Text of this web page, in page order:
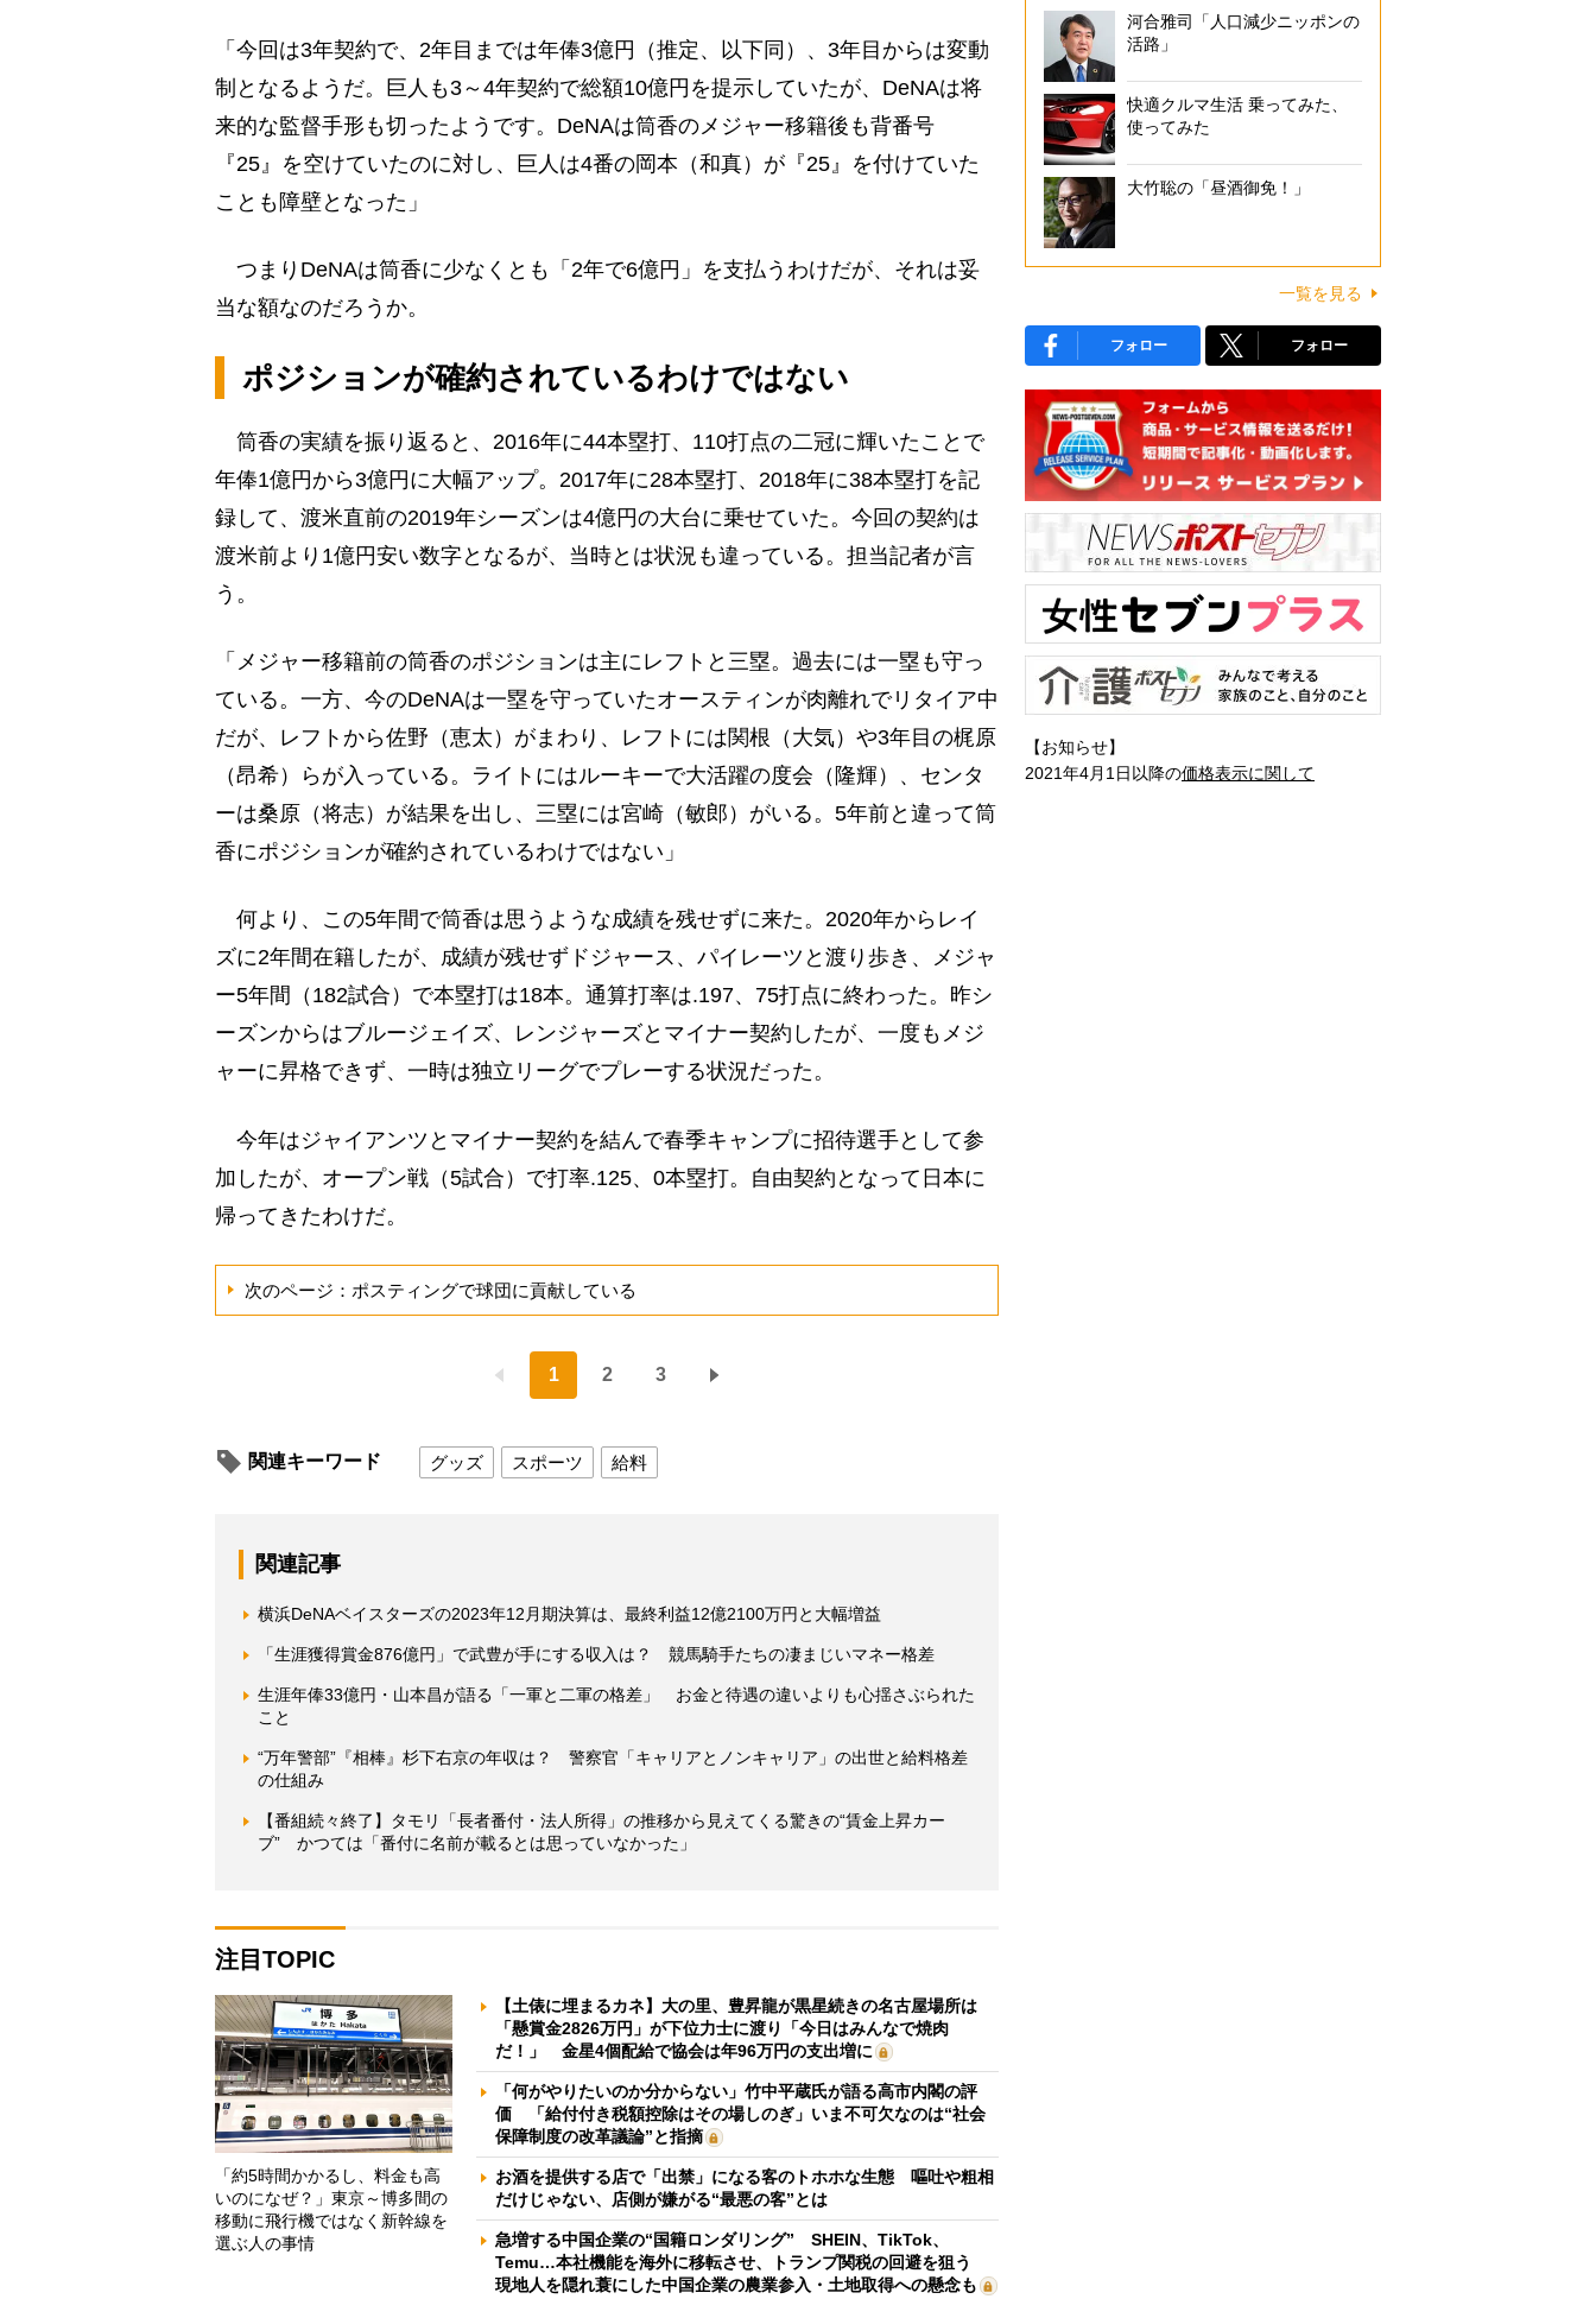
「今回は3年契約で、2年目までは年俸3億円（推定、以下同）、3年目からは変動
制となるようだ。巨人も3～4年契約で総額10億円を提示していたが、DeNAは将
来的な監督手形も切ったようです。DeNAは筒香のメジャー移籍後も背番号
『25』を空けていたのに対し、巨人は4番の岡本（和真）が『25』を付けていた
ことも障壁となった」
つまりDeNAは筒香に少なくとも「2年で6億円」を支払うわけだが、それは妥
当な額なのだろうか。
ポジションが確約されているわけではない
筒香の実績を振り返ると、2016年に44本塁打、110打点の二冠に輝いたことで
年俸1億円から3億円に大幅アップ。2017年に28本塁打、2018年に38本塁打を記
録して、渡米直前の2019年シーズンは4億円の大台に乗せていた。今回の契約は
渡米前より1億円安い数字となるが、当時とは状況も違っている。担当記者が言
う。
「メジャー移籍前の筒香のポジションは主にレフトと三塁。過去には一塁も守っ
ている。一方、今のDeNAは一塁を守っていたオースティンが肉離れでリタイア中
だが、レフトから佐野（恵太）がまわり、レフトには関根（大気）や3年目の梶原
（昂希）らが入っている。ライトにはルーキーで大活躍の度会（隆輝）、センタ
ーは桑原（将志）が結果を出し、三塁には宮崎（敏郎）がいる。5年前と違って筒
香にポジションが確約されているわけではない」
何より、この5年間で筒香は思うような成績を残せずに来た。2020年からレイ
ズに2年間在籍したが、成績が残せずドジャース、パイレーツと渡り歩き、メジャ
ー5年間（182試合）で本塁打は18本。通算打率は.197、75打点に終わった。昨シ
ーズンからはブルージェイズ、レンジャーズとマイナー契約したが、一度もメジ
ャーに昇格できず、一時は独立リーグでプレーする状況だった。
今年はジャイアンツとマイナー契約を結んで春季キャンプに招待選手として参
加したが、オープン戦（5試合）で打率.125、0本塁打。自由契約となって日本に
帰ってきたわけだ。
次のページ：ポスティングで球団に貢献している
1 2 3
関連キーワード グッズ スポーツ 給料
関連記事
横浜DeNAベイスターズの2023年12月期決算は、最終利益12億2100万円と大幅増益
「生涯獲得賞金876億円」で武豊が手にする収入は？ 競馬騎手たちの凄まじいマネー格差
生涯年俸33億円・山本昌が語る「一軍と二軍の格差」 お金と待遇の違いよりも心揺さぶられた
こと
“万年警部”『相棒』杉下右京の年収は？ 警察官「キャリアとノンキャリア」の出世と給料格差
の仕組み
【番組続々終了】タモリ「長者番付・法人所得」の推移から見えてくる驚きの“賃金上昇カー
ブ” かつては「番付に名前が載るとは思っていなかった」
注目TOPIC
「約5時間かかるし、料金も高
いのになぜ？」東京～博多間の
移動に飛行機ではなく新幹線を
選ぶ人の事情
【土俵に埋まるカネ】大の里、豊昇龍が黒星続きの名古屋場所は
「懸賞金2826万円」が下位力士に渡り「今日はみんなで焼肉
だ！」 金星4個配給で協会は年96万円の支出増に
「何がやりたいのか分からない」竹中平蔵氏が語る高市内閣の評
価 「給付付き税額控除はその場しのぎ」いま不可欠なのは“社会
保障制度の改革議論”と指摘
お酒を提供する店で「出禁」になる客のトホホな生態 嘔吐や粗相
だけじゃない、店側が嫌がる“最悪の客”とは
急増する中国企業の“国籍ロンダリング” SHEIN、TikTok、
Temu…本社機能を海外に移転させ、トランプ関税の回避を狙う
現地人を隠れ蓑にした中国企業の農業参入・土地取得への懸念も
河合雅司「人口減少ニッポンの
活路」
快適クルマ生活 乗ってみた、
使ってみた
大竹聡の「昼酒御免！」
一覧を見る
フォロー フォロー
【お知らせ】
2021年4月1日以降の価格表示に関して